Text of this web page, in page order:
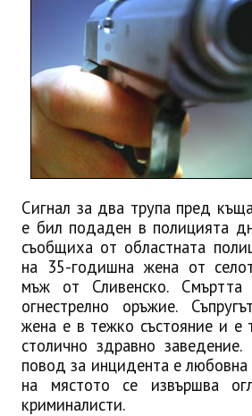
ЗА РЕГИОНА
Бележити дупничани
История
Населени места
ЗАБРАВЕНАТА ДУПНИЦА
СВОБОДНИ РАБОТНИ МЕСТА
Сигнал за два трупа пред
е бил подаден в полицията
съобщиха от областната
на 35-годишна жена от
мъж от Сливенско.
огнестрелно оръжие.
жена е в тежко състояние и е
столично здравно заведение.
повод за инцидента е
на мястото се извършва
криминалисти.